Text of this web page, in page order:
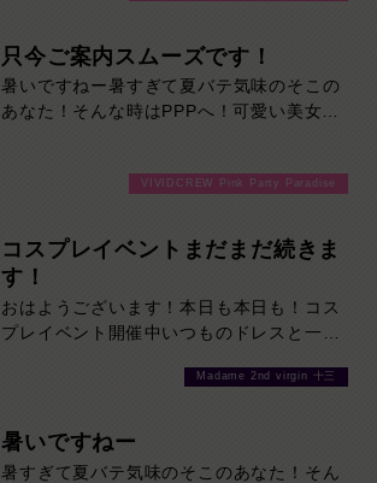
只今ご案内スムーズです！
暑いですねー暑すぎて夏バテ気味のそこの
あなた！そんな時はPPPへ！可愛い美女た
VIVIDCREW Pink Party Paradise
コスプレイベントまだまだ続きま
す！
おはようございます！本日も本日も！コス
プレイベント開催中いつものドレスと一風
Madame 2nd virgin 十三
暑いですねー
暑すぎて夏バテ気味のそこのあなた！そん